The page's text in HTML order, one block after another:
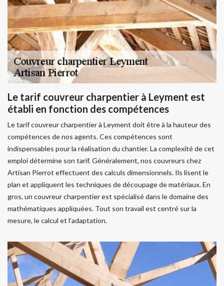
Le tarif couvreur charpentier à Leyment est
établi en fonction des compétences
Le tarif couvreur charpentier à Leyment doit être à la hauteur des
compétences de nos agents. Ces compétences sont
indispensables pour la réalisation du chantier. La complexité de cet
emploi détermine son tarif. Généralement, nos couvreurs chez
Artisan Pierrot effectuent des calculs dimensionnels. Ils lisent le
plan et appliquent les techniques de découpage de matériaux. En
gros, un couvreur charpentier est spécialisé dans le domaine des
mathématiques appliquées. Tout son travail est centré sur la
mesure, le calcul et l’adaptation.